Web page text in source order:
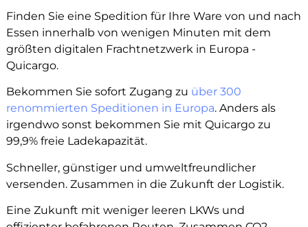
Finden Sie eine Spedition für Ihre Ware von und nach
Essen innerhalb von wenigen Minuten mit dem
größten digitalen Frachtnetzwerk in Europa -
Quicargo.
Bekommen Sie sofort Zugang zu über 300
renommierten Speditionen in Europa. Anders als
irgendwo sonst bekommen Sie mit Quicargo zu
99,9% freie Ladekapazität.
Schneller, günstiger und umweltfreundlicher
versenden. Zusammen in die Zukunft der Logistik.
Eine Zukunft mit weniger leeren LKWs und